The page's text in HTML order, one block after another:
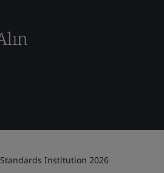
Institution 2026